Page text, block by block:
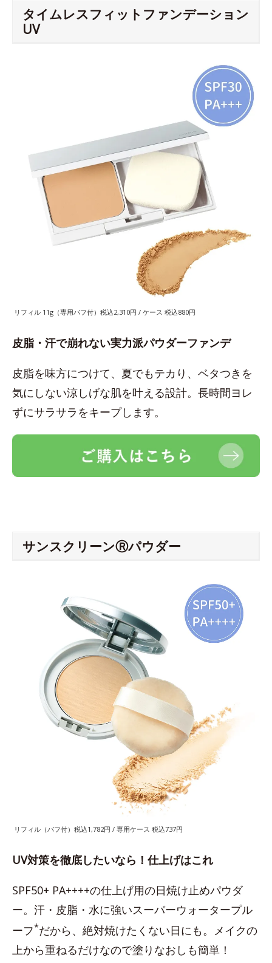
タイムレスフィットファンデーション
UV
リフィル 11g（専用パフ付）税込2,310円 / ケース 税込880円
皮脂・汗で崩れない実力派パウダーファンデ
皮脂を味方につけて、夏でもテカり、ベタつきを
気にしない涼しげな肌を叶える設計。長時間ヨレ
ずにサラサラをキープします。
サンスクリーンⓇパウダー
リフィル（パフ付）税込1,782円 / 専用ケース 税込737円
UV対策を徹底したいなら！仕上げはこれ
SPF50+ PA++++の仕上げ用の日焼け止めパウダ
ー。汗・皮脂・水に強いスーパーウォータープル
ーフ*だから、絶対焼けたくない日にも。メイクの
上から重ねるだけなので塗りなおしも簡単！